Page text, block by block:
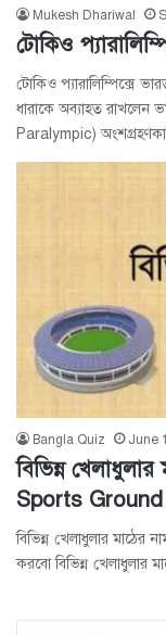
Mukesh Dhariwal
টোকিও
টোকিও প্যারালিম্পিক্সে
ধারাকে অব্যাহত রাখলেন
Paralympic)
Bangla Quiz June
বিভিন্ন
Sports
বিভিন্ন খেলাধুলার মাঠের
করবো বিভিন্ন